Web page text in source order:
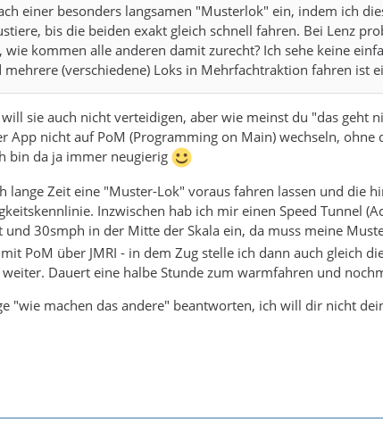
einer besonders langsamen "Musterlok" ein, indem ich
bis die beiden exakt gleich schnell fahren. Bei Lenz
wie kommen alle anderen damit zurecht? Ich sehe keine
(verschiedene) Loks in Mehrfachtraktion fahren ist
sie auch nicht verteidigen, aber wie meinst du "das geht
App nicht auf PoM (Programming on Main) wechseln, ohne
bin da ja immer neugierig
lange Zeit eine "Muster-Lok" voraus fahren lassen und die
Inzwischen hab ich mir einen Speed Tunnel
und 30smph in der Mitte der Skala ein, da muss meine
PoM über JMRI - in dem Zug stelle ich dann auch gleich
Dauert eine halbe Stunde zum warmfahren und
"wie machen das andere" beantworten, ich will dir nicht